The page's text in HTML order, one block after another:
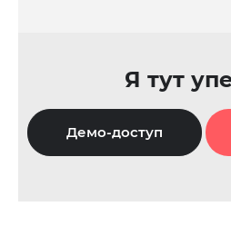
Я тут
Демо-доступ